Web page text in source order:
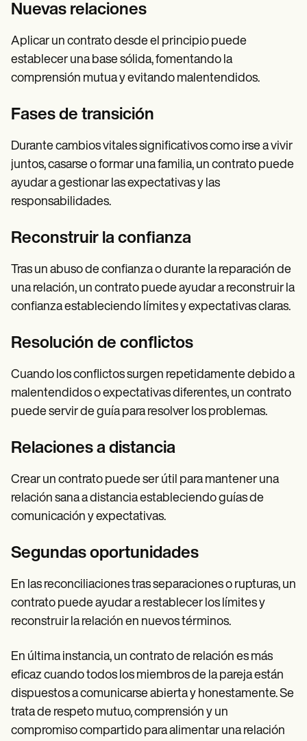
Nuevas relaciones
Aplicar un contrato desde el principio puede
establecer una base sólida, fomentando la
comprensión mutua y evitando malentendidos.
Fases de transición
Durante cambios vitales significativos como irse a vivir
juntos, casarse o formar una familia, un contrato puede
ayudar a gestionar las expectativas y las
responsabilidades.
Reconstruir la confianza
Tras un abuso de confianza o durante la reparación de
una relación, un contrato puede ayudar a reconstruir la
confianza estableciendo límites y expectativas claras.
Resolución de conflictos
Cuando los conflictos surgen repetidamente debido a
malentendidos o expectativas diferentes, un contrato
puede servir de guía para resolver los problemas.
Relaciones a distancia
Crear un contrato puede ser útil para mantener una
relación sana a distancia estableciendo guías de
comunicación y expectativas.
Segundas oportunidades
En las reconciliaciones tras separaciones o rupturas, un
contrato puede ayudar a restablecer los límites y
reconstruir la relación en nuevos términos.
En última instancia, un contrato de relación es más
eficaz cuando todos los miembros de la pareja están
dispuestos a comunicarse abierta y honestamente. Se
trata de respeto mutuo, comprensión y un
compromiso compartido para alimentar una relación